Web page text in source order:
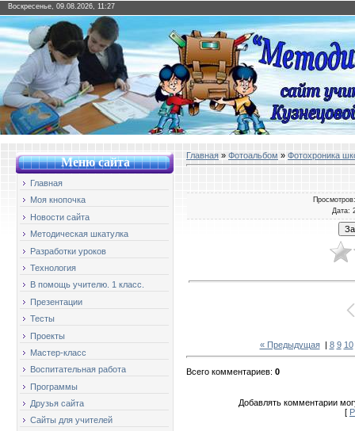
Воскресенье, 09.08.2026, 11:27
Меню сайта
Главная
Моя кнопочка
Новости сайта
Методическая шкатулка
Разработки уроков
Технология
В помощь учителю. 1 класс.
Презентации
Тесты
Проекты
Мастер-класс
Воспитательная работа
Программы
Друзья сайта
Сайты для учителей
Главная » Фотоальбом » Фотохроника
Просмотров
Дата:
« Предыдущая| 8 9 10
Всего комментариев: 0
Добавлять комментарии
[